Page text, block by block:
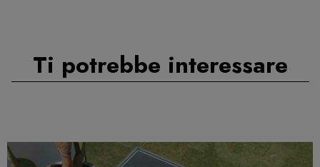
Ti potrebbe interessare